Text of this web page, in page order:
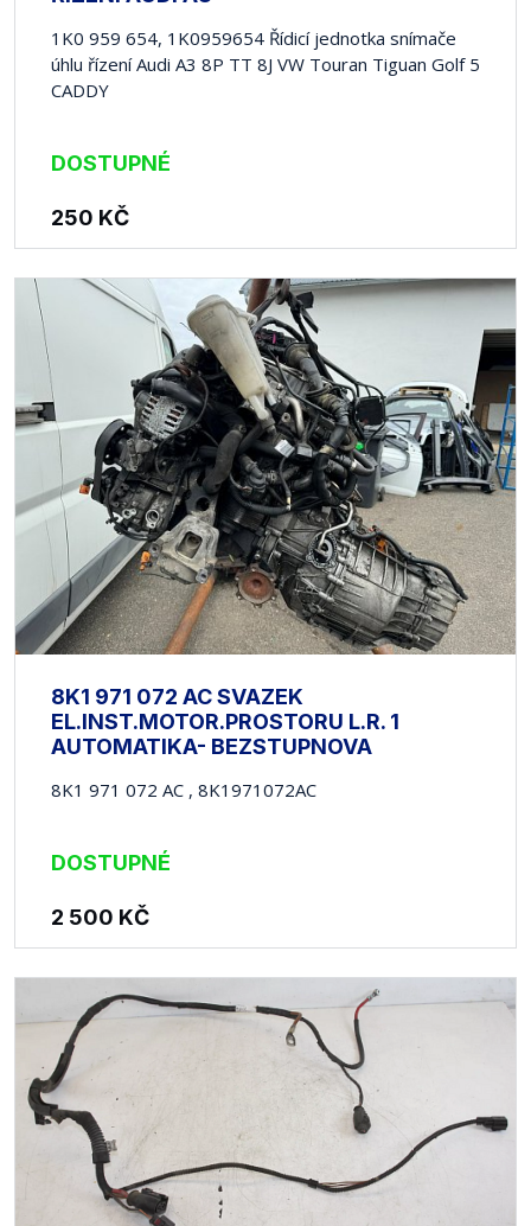
1K0 959 654, 1K0959654 Řídicí jednotka snímače
úhlu řízení Audi A3 8P TT 8J VW Touran Tiguan Golf 5
CADDY
DOSTUPNÉ
250 KČ
8K1 971 072 AC SVAZEK
EL.INST.MOTOR.PROSTORU L.R. 1
AUTOMATIKA- BEZSTUPNOVA
8K1 971 072 AC , 8K1971072AC
DOSTUPNÉ
2 500 KČ